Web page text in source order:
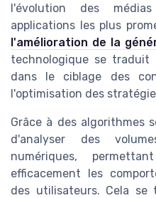
l'évolution des
applications les plus
l'amélioration de la
technologique se traduit
dans le ciblage des
l'optimisation des
Grâce à des algorithmes
d'analyser des
numériques,
efficacement les
des utilisateurs. Cela se